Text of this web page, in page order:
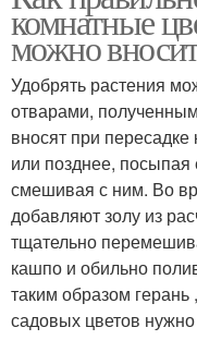
комнатные
можно
Удобрять растения
отварами,
вносят при
или позднее,
смешивая с ним. Во
добавляют золу из
тщательно
кашпо и обильно
таким образом
садовых цветов